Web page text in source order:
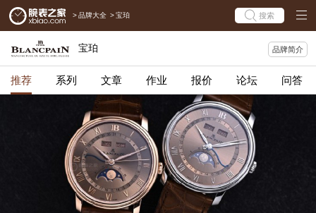
> 品牌大全 > 宝珀 搜索
宝珀 品牌简介
推荐 系列 文章 作业 报价 论坛 问答